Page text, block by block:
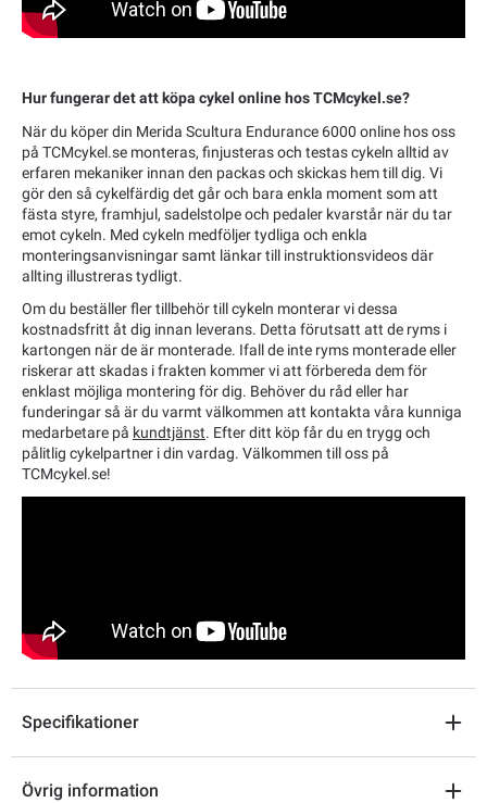
Hur fungerar det att köpa cykel online hos TCMcykel.se?
När du köper din Merida Scultura Endurance 6000 online hos oss
på TCMcykel.se monteras, finjusteras och testas cykeln alltid av
erfaren mekaniker innan den packas och skickas hem till dig. Vi
gör den så cykelfärdig det går och bara enkla moment som att
fästa styre, framhjul, sadelstolpe och pedaler kvarstår när du tar
emot cykeln. Med cykeln medföljer tydliga och enkla
monteringsanvisningar samt länkar till instruktionsvideos där
allting illustreras tydligt.
Om du beställer fler tillbehör till cykeln monterar vi dessa
kostnadsfritt åt dig innan leverans. Detta förutsatt att de ryms i
kartongen när de är monterade. Ifall de inte ryms monterade eller
riskerar att skadas i frakten kommer vi att förbereda dem för
enklast möjliga montering för dig. Behöver du råd eller har
funderingar så är du varmt välkommen att kontakta våra kunniga
medarbetare på kundtjänst. Efter ditt köp får du en trygg och
pålitlig cykelpartner i din vardag. Välkommen till oss på
TCMcykel.se!
Specifikationer
Övrig information